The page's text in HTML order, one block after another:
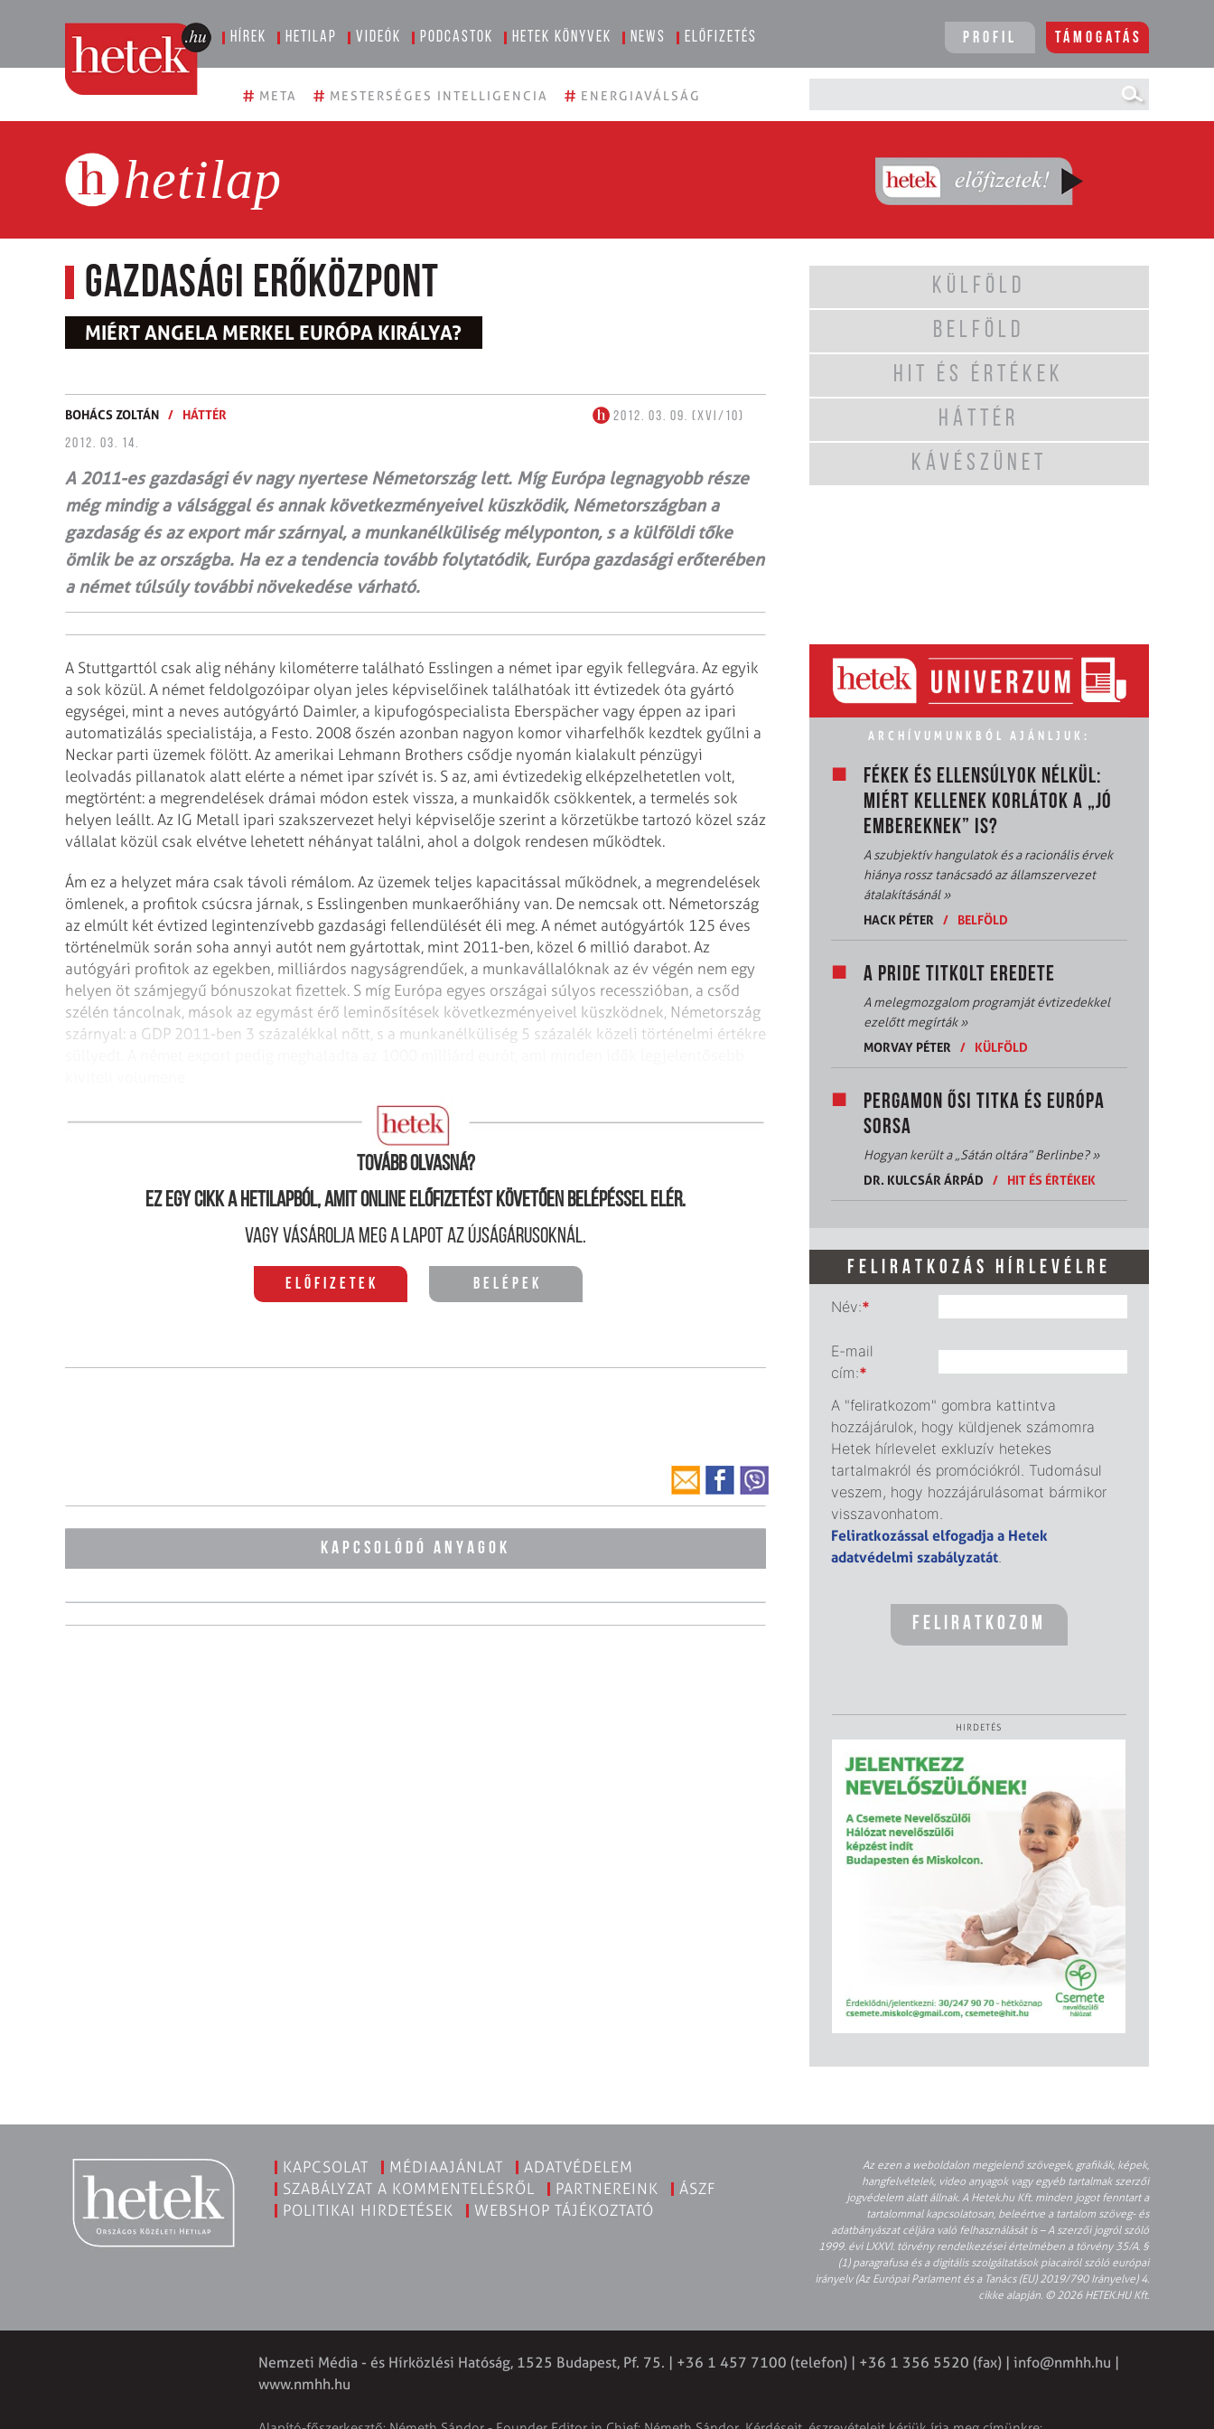
Hírek Hetilap Videók Podcastok Hetek könyvek News Előfizetés Profil Támogatás
# META # MESTERSÉGES INTELLIGENCIA # ENERGIAVÁLSÁG
hetilap
Gazdasági erőközpont
MIÉRT ANGELA MERKEL EURÓPA KIRÁLYA?
BOHÁCS ZOLTÁN / HÁTTÉR
2012. 03. 09. (XVI/10)
2012. 03. 14.
A 2011-es gazdasági év nagy nyertese Németország lett. Míg Európa legnagyobb része
még mindig a válsággal és annak következményeivel küszködik, Németországban a
gazdaság és az export már szárnyal, a munkanélküliség mélyponton, s a külföldi tőke
ömlik be az országba. Ha ez a tendencia tovább folytatódik, Európa gazdasági erőterében
a német túlsúly további növekedése várható.
A Stuttgarttól csak alig néhány kilométerre található Esslingen a német ipar egyik fellegvára. Az egyik
a sok közül. A német feldolgozóipar olyan jeles képviselőinek találhatóak itt évtizedek óta gyártó
egységei, mint a neves autógyártó Daimler, a kipufogóspecialista Eberspächer vagy éppen az ipari
automatizálás specialistája, a Festo. 2008 őszén azonban nagyon komor viharfelhők kezdtek gyűlni a
Neckar parti üzemek fölött. Az amerikai Lehmann Brothers csődje nyomán kialakult pénzügyi
leolvadás pillanatok alatt elérte a német ipar szívét is. S az, ami évtizedekig elképzelhetetlen volt,
megtörtént: a megrendelések drámai módon estek vissza, a munkaidők csökkentek, a termelés sok
helyen leállt. Az IG Metall ipari szakszervezet helyi képviselője szerint a körzetükbe tartozó közel száz
vállalat közül csak elvétve lehetett néhányat találni, ahol a dolgok rendesen működtek.
Ám ez a helyzet mára csak távoli rém­álom. Az üzemek teljes kapacitással működnek, a megrendelések
ömlenek, a profitok csúcsra járnak, s Esslingenben munkaerőhiány van. De nemcsak ott. Németország
az elmúlt két évtized leg­intenzívebb gazdasági fellendülését éli meg. A német autógyártók 125 éves
történelmük során soha annyi autót nem gyártottak, mint 2011-ben, közel 6 millió darabot. Az
autógyári profitok az egekben, milliárdos nagyságrendűek, a munkavállalóknak az év végén nem egy
helyen öt számjegyű bónuszokat fizettek. S míg Európa egyes országai súlyos recesszióban, a csőd
szélén táncolnak, mások az egymást érő leminősítések következményeivel küszködnek, Németország
szárnyal: a GDP 2011-ben 3 százalékkal nőtt, s a munkanélküliség 5 százalék közeli történelmi értékre
A beteg meggyógyult
Tovább olvasná?
Ez egy cikk a hetilapból, amit online előfizetést követően belépéssel elér.
Vagy vásárolja meg a lapot az újságárusoknál.
Előfizetek Belépek
KAPCSOLÓDÓ ANYAGOK
KÜLFÖLD
BELFÖLD
HIT ÉS ÉRTÉKEK
HÁTTÉR
KÁVÉSZÜNET
ARCHÍVUMUNKBÓL AJÁNLJUK:
FÉKEK ÉS ELLENSÚLYOK NÉLKÜL:
MIÉRT KELLENEK KORLÁTOK A „JÓ
EMBEREKNEK” IS?
A szubjektív hangulatok és a racionális érvek
hiánya rossz tanácsadó az államszervezet
átalakításánál»
HACK PÉTER
/ BELFÖLD
A PRIDE TITKOLT EREDETE
A melegmozgalom programját évtizedekkel
ezelőtt megírták»
MORVAY PÉTER
/ KÜLFÖLD
PERGAMON ŐSI TITKA ÉS EURÓPA
SORSA
Hogyan került a „Sátán oltára” Berlinbe?»
DR. KULCSÁR ÁRPÁD
/ HIT ÉS ÉRTÉKEK
FELIRATKOZÁS HÍRLEVÉLRE
Név:*
E-mail
cím:*
A "feliratkozom" gombra kattintva
hozzájárulok, hogy küldjenek számomra
Hetek hírlevelet exkluzív hetekes
tartalmakról és promóciókról. Tudomásul
veszem, hogy hozzájárulásomat bármikor
visszavonhatom.
Feliratkozással elfogadja a Hetek
adatvédelmi szabályzatát.
HIRDETÉS
KAPCSOLAT MÉDIAAJÁNLAT
ADATVÉDELEM
SZABÁLYZAT A KOMMENTELÉSRŐL
PARTNEREINK
ÁSZF
POLITIKAI HIRDETÉSEK
WEBSHOP TÁJÉKOZTATÓ
Az ezen a weboldalon megjelenő szövegek, grafikák, képek,
hangfelvételek, video anyagok vagy egyéb tartalmak szerzői
jogvédelem alatt állnak. A Hetek.hu Kft. minden jogot fenntart a
tartalommal kapcsolatosan, beleértve a tartalom szöveg- és
adatbányászat céljára való felhasználását is – A szerzői jogról szóló
1999. évi LXXVI. törvény rendelkezései értelmében a törvény 35/A. §
(1) paragrafusa és a digitális szolgáltatások piacairól szóló európai
irányelv (Az Európai Parlament és a Tanács (EU) 2019/790 Irányelve) 4.
cikke alapján. © 2026 HETEK.HU Kft.
Nemzeti Média - és Hírközlési Hatóság, 1525 Budapest, Pf. 75. | +36 1 457 7100 (telefon) | +36 1 356 5520 (fax) | info@nmhh.hu
www.nmhh.hu